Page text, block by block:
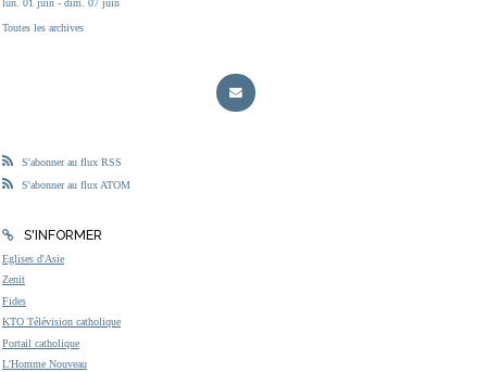
lun. 01 juin - dim. 07 juin
Toutes les archives
S'abonner au flux RSS
S'abonner au flux ATOM
S'INFORMER
Eglises d'Asie
Zenit
Fides
KTO Télévision catholique
Portail catholique
L'Homme Nouveau